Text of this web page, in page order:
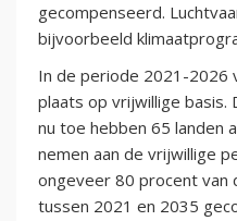
gecompenseerd.
bijvoorbeeld
In de periode 2021-2026
plaats op vrijwillige basis.
nu toe hebben 65 landen
nemen aan de vrijwillige
ongeveer 80 procent van
tussen 2021 en 2035